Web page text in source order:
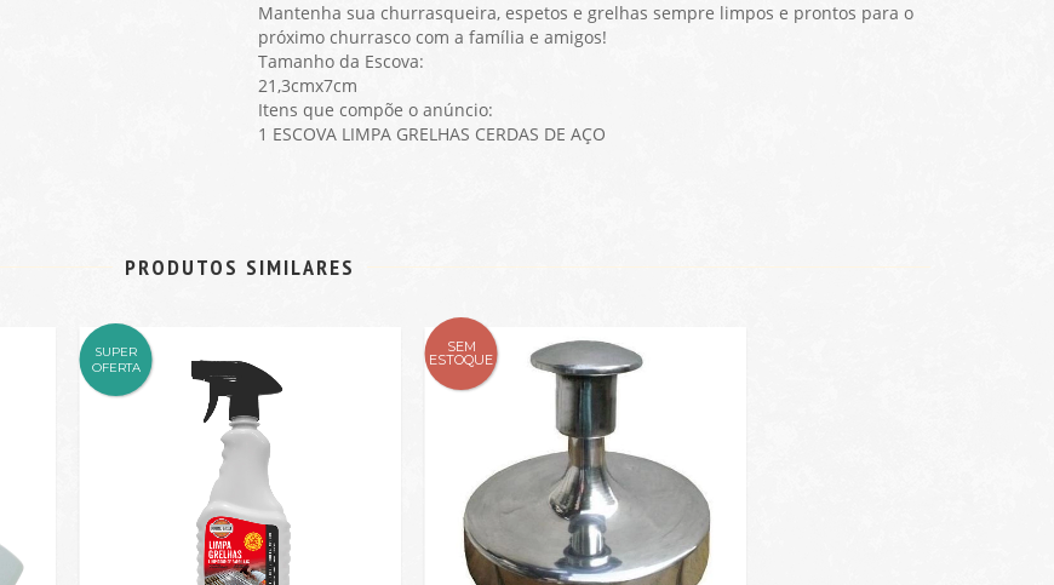
Mantenha sua churrasqueira, espetos e grelhas sempre limpos e prontos para o
próximo churrasco com a família e amigos!
Tamanho da Escova:
21,3cmx7cm
Itens que compõe o anúncio:
1 ESCOVA LIMPA GRELHAS CERDAS DE AÇO
PRODUTOS SIMILARES
SUPER
OFERTA
SEM
ESTOQUE